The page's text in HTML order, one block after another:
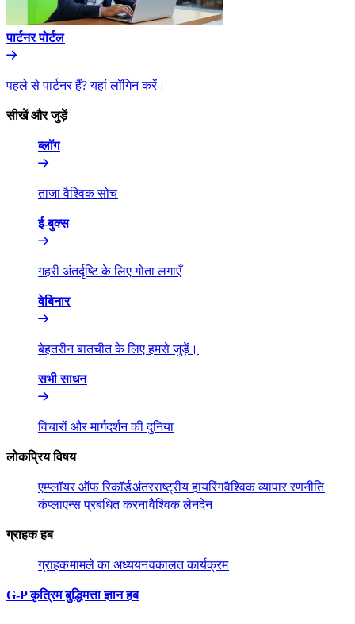
पार्टनर पोर्टल​​
पहले से पार्टनर हैं? यहां लॉगिन करें।​​
सीखें और जुड़ें​​
ब्लॉग​​
ताजा वैश्विक सोच​​
ई-बुक्स​​
गहरी अंतर्दृष्टि के लिए गोता लगाएँ​​
वेबिनार​​
बेहतरीन बातचीत के लिए हमसे जुड़ें।​​
सभी साधन​​
विचारों और मार्गदर्शन की दुनिया​​
लोकप्रिय विषय​​
एम्प्लॉयर ऑफ रिकॉर्ड​​अंतरराष्ट्रीय हायरिंग​​वैश्विक व्यापार रणनीति​​
कंप्लाएन्स प्रबंधित करना​​वैश्विक लेनदेन​​
ग्राहक हब​​
ग्राहक​​मामले का अध्ययन​​वकालत कार्यक्रम​​
G-P कृत्रिम बुद्धिमत्ता ज्ञान हब​​